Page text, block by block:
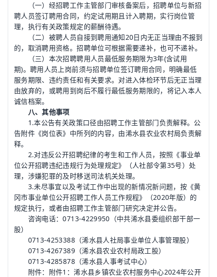
（一）经招聘工作主管部门审核备案后，招聘单位与新招
聘人员签订聘用合同，约定试用期且计入聘期，实行岗位管
理，执行有关政策规定的薪酬待遇。
（二）被聘人员自接到聘用通知20日内无正当理由不报到
的，取消聘用资格。招聘单位可根据需要递补，也可不递补。
（三）本次招聘聘用人员最低服务期限为3年(含试用
期)。聘用人员上岗前须与招聘单位签订聘用合同，明确最低
服务期限、违约责任和有关要求。对进入体检环节后无正当理
由放弃的，或聘用到岗后不履行最低服务期限的，将记入本人
诚信档案。
八、其他事项
1.本公告有关政策口径由招聘工作主管部门负责解释。公
告附件《岗位表》中所列的内容，由浠水县农业农村局负责解
释。
2.对违反公开招聘纪律的考生和工作人员，按照《事业单
位公开招聘违纪违规行为处理规定》（人社部令第35号）处
理，涉嫌犯罪的及时移送司法机关处理。
3.未尽事宜以及考试工作中出现的新情况新问题，按《黄
冈市事业单位公开招聘工作人员工作规程》（2020年版）的
规定执行，或者由招聘工作主管部门研究决定并公告。
咨询电话：0713-4229950（中共浠水县委组织部干部一
股）
0713-4253388（浠水县人社局事业单位人事管理股）
0713-4267389（浠水县农业农村局政工股）
0713-4285878（浠水县人事考试中心）
附件：附件1：浠水县乡镇农业农村服务中心2024年公开